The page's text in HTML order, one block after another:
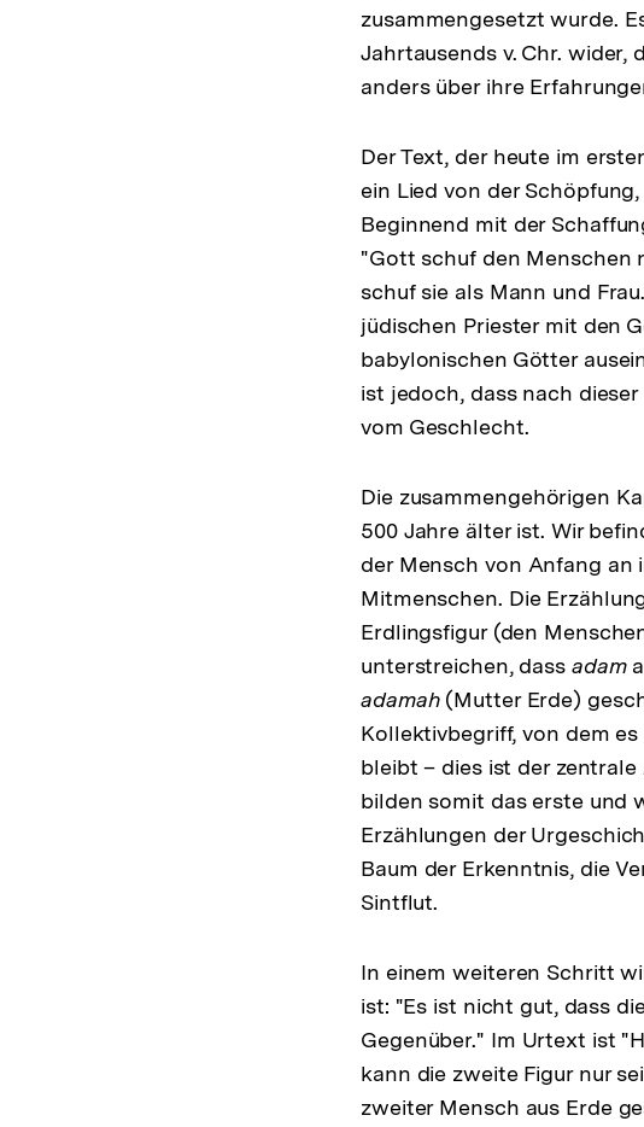
zusammengesetzt wurde.
Jahrtausends v. Chr.
anders über ihre
Der Text, der heute im
ein Lied von der
Beginnend mit der
"Gott schuf den Menschen
schuf sie als Mann und
jüdischen Priester mit den
babylonischen Götter
ist jedoch, dass nach
vom Geschlecht.
Die zusammengehörigen
500 Jahre älter ist. Wir
der Mensch von Anfang an
Mitmenschen. Die
Erdlingsfigur (den
unterstreichen, dass adam
adamah(Mutter Erde)
Kollektivbegriff, von dem
bleibt – dies ist der
bilden somit das erste und
Erzählungen der
Baum der Erkenntnis, die
Sintflut.
In einem weiteren Schritt
ist: "Es ist nicht gut, dass
Gegenüber." Im Urtext ist
kann die zweite Figur nur
zweiter Mensch aus Erde